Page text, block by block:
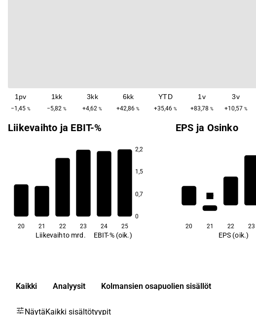
1pv
−1,45 %
1kk
−5,82 %
3kk
+4,62 %
6kk
+42,86 %
YTD
+35,46 %
1v
+83,78 %
3v
+10,57 %
Liikevaihto ja EBIT-%
2,2
1,5
0,7
0
20 21 22 23 24 25
Liikevaihto mrd. EBIT-% (oik.)
EPS ja Osinko
0,9
20 21 22 23
EPS (oik.)
Kaikki Analyysit Kolmansien osapuolien sisällöt
NäytäKaikki sisältötyypit